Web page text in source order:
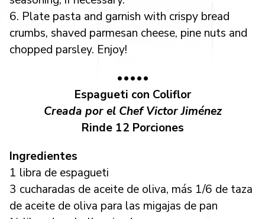
6. Plate pasta and garnish with crispy bread
crumbs, shaved parmesan cheese, pine nuts and
chopped parsley. Enjoy!
•••••
Espagueti con Coliflor
Creada por el Chef Victor Jiménez
Rinde 12 Porciones
Ingredientes
1 libra de espagueti
3 cucharadas de aceite de oliva, más 1/6 de taza
de aceite de oliva para las migajas de pan